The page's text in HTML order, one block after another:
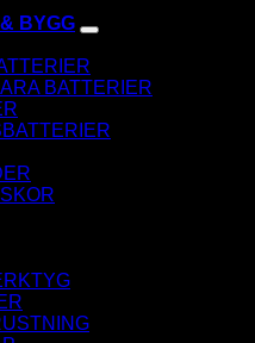
BYGG
BATTERIER